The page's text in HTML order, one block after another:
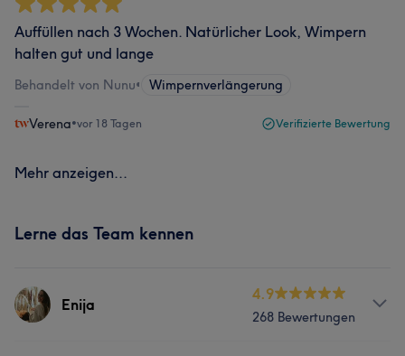
Auffüllen nach 3 Wochen. Natürlicher Look, Wimpern
halten gut und lange
Behandelt von Nunu• Wimpernverlängerung
Verena•vor 18 Tagen Verifizierte Bewertung
Mehr anzeigen...
Lerne das Team kennen
Enija
4.9
268 Bewertungen